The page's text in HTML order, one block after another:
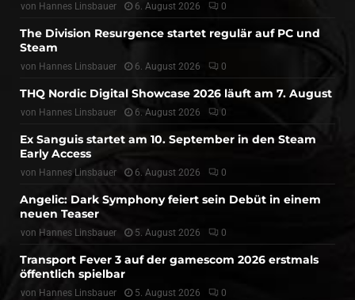
von Hannes Linsbauer 6. August 2026 0
The Division Resurgence startet regulär auf PC und
Steam
von Hannes Linsbauer 6. August 2026 0
THQ Nordic Digital Showcase 2026 läuft am 7. August
von Hannes Linsbauer 6. August 2026 0
Ex Sanguis startet am 10. September in den Steam
Early Access
von Hannes Linsbauer 6. August 2026 0
Angelic: Dark Symphony feiert sein Debüt in einem
neuen Teaser
von Hannes Linsbauer 5. August 2026 0
Transport Fever 3 auf der gamescom 2026 erstmals
öffentlich spielbar
von Hannes Linsbauer 5. August 2026 0